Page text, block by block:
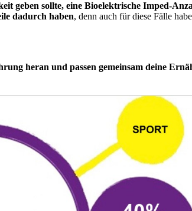
geben sollte, eine Bioelektrische Imped-
dadurch haben, denn auch für diese Fälle
heran und passen gemeinsam deine